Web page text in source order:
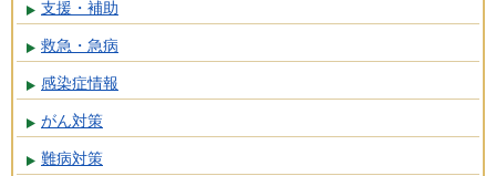
支援・補助
救急・急病
感染症情報
がん対策
難病対策